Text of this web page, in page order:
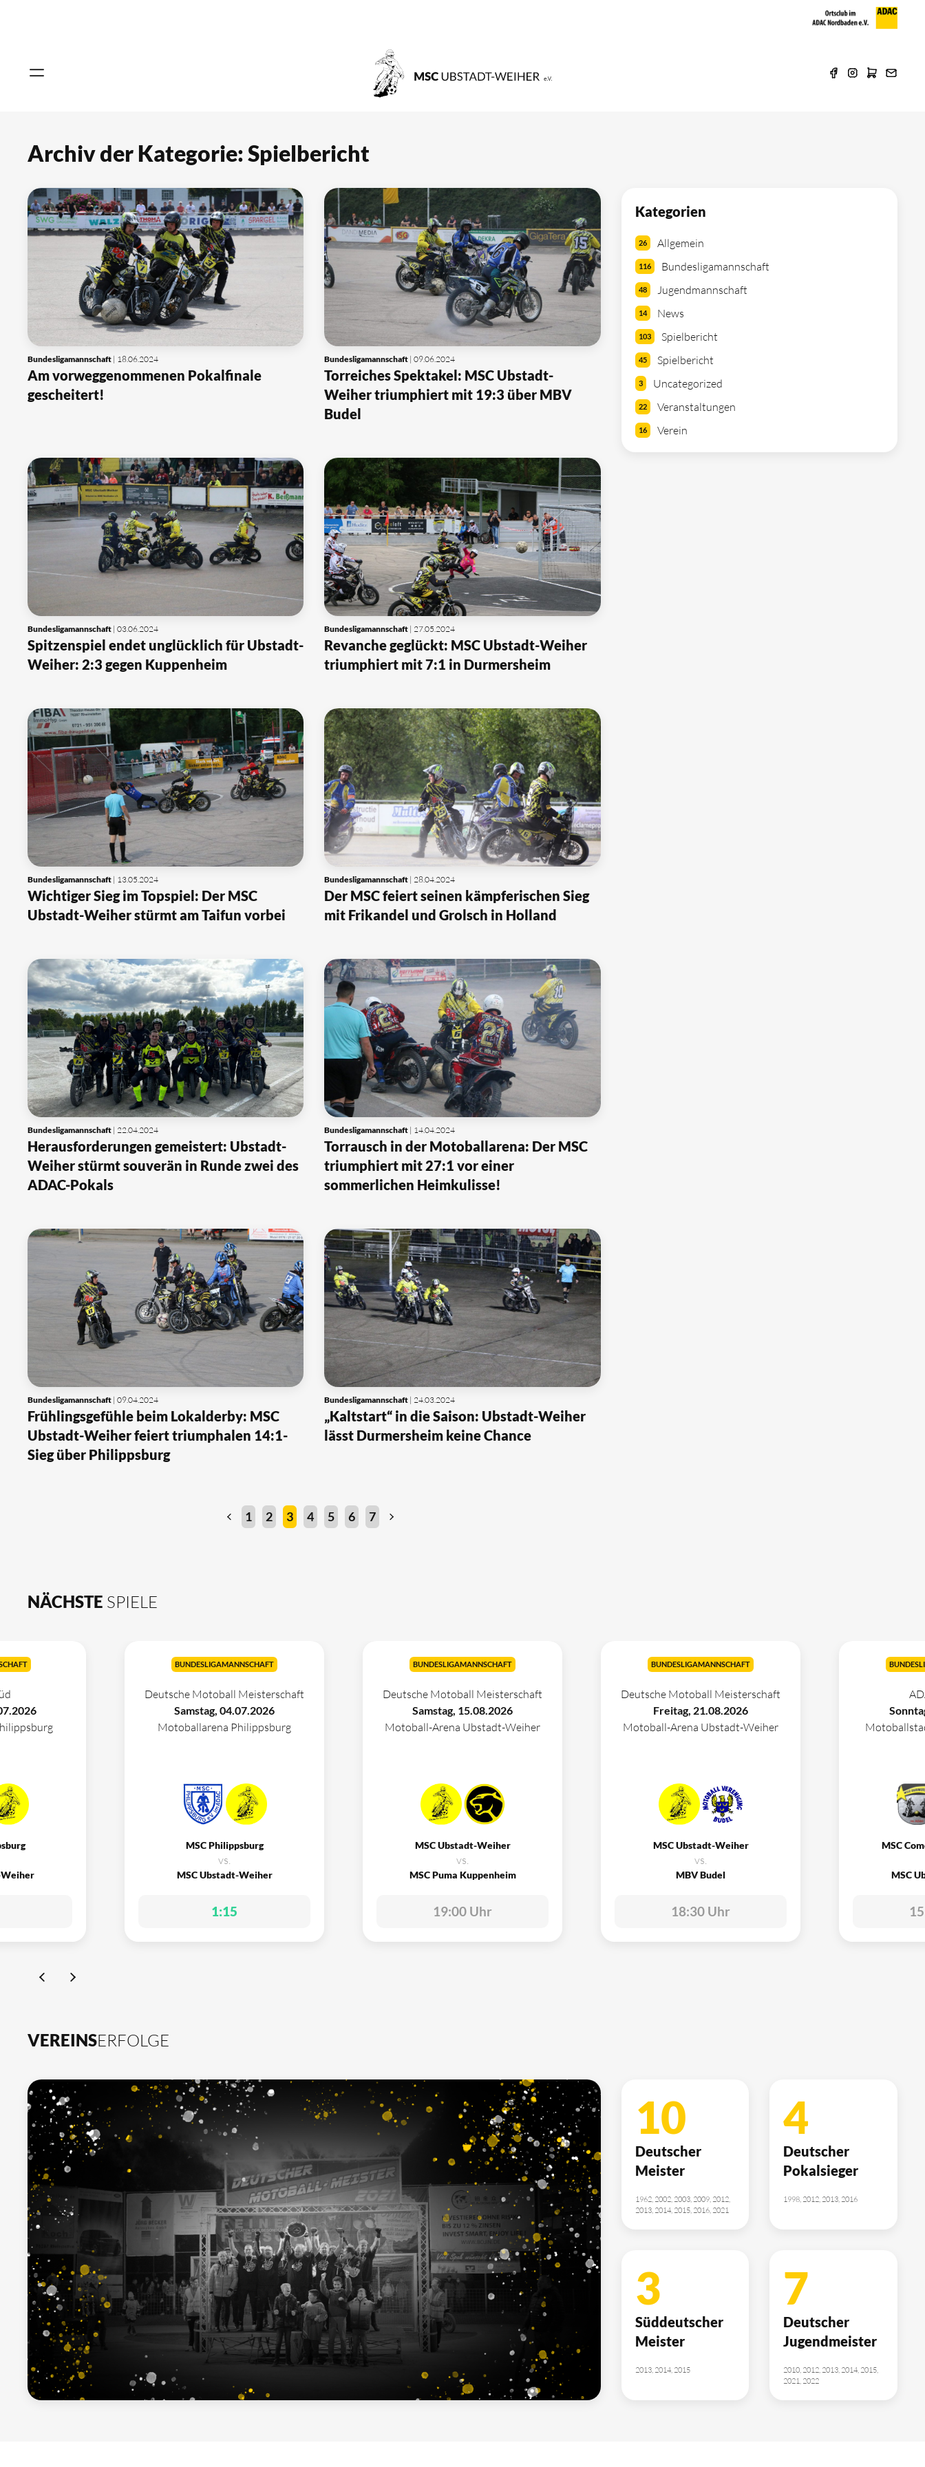
Archiv der Kategorie: Spielbericht
Bundesligamannschaft | 18.06.2024
Am vorweggenommenen Pokalfinale
gescheitert!
Bundesligamannschaft | 09.06.2024
Torreiches Spektakel: MSC Ubstadt-
Weiher triumphiert mit 19:3 über MBV
Budel
Bundesligamannschaft | 03.06.2024
Spitzenspiel endet unglücklich für Ubstadt-
Weiher: 2:3 gegen Kuppenheim
Bundesligamannschaft | 27.05.2024
Revanche geglückt: MSC Ubstadt-Weiher
triumphiert mit 7:1 in Durmersheim
Bundesligamannschaft | 13.05.2024
Wichtiger Sieg im Topspiel: Der MSC
Ubstadt-Weiher stürmt am Taifun vorbei
Bundesligamannschaft | 28.04.2024
Der MSC feiert seinen kämpferischen Sieg
mit Frikandel und Grolsch in Holland
Bundesligamannschaft | 22.04.2024
Herausforderungen gemeistert: Ubstadt-
Weiher stürmt souverän in Runde zwei des
ADAC-Pokals
Bundesligamannschaft | 14.04.2024
Torrausch in der Motoballarena: Der MSC
triumphiert mit 27:1 vor einer
sommerlichen Heimkulisse!
Bundesligamannschaft | 09.04.2024
Frühlingsgefühle beim Lokalderby: MSC
Ubstadt-Weiher feiert triumphalen 14:1-
Sieg über Philippsburg
Bundesligamannschaft | 24.03.2024
„Kaltstart“ in die Saison: Ubstadt-Weiher
lässt Durmersheim keine Chance
1 2 3 4 5 6 7
Kategorien
26 Allgemein
116 Bundesligamannschaft
48 Jugendmannschaft
14 News
103 Spielbericht
45 Spielbericht
3 Uncategorized
22 Veranstaltungen
16 Verein
NÄCHSTE SPIELE
BUNDESLIGAMANNSCHAFT
Deutsche Motoball Meisterschaft
Samstag, 04.07.2026
Motoballarena Philippsburg
MSC Philippsburg
vs.
MSC Ubstadt-Weiher
1:15
BUNDESLIGAMANNSCHAFT
Deutsche Motoball Meisterschaft
Samstag, 15.08.2026
Motoball-Arena Ubstadt-Weiher
MSC Ubstadt-Weiher
vs.
MSC Puma Kuppenheim
19:00 Uhr
BUNDESLIGAMANNSCHAFT
Deutsche Motoball Meisterschaft
Freitag, 21.08.2026
Motoball-Arena Ubstadt-Weiher
MSC Ubstadt-Weiher
vs.
MBV Budel
18:30 Uhr
MSC
MSC
VEREINSERFOLGE
10
Deutscher
Meister
1962, 2002, 2003, 2009, 2012,
2013, 2014, 2015, 2016, 2021
4
Deutscher
Pokalsieger
1998, 2012, 2013, 2016
3
Süddeutscher
Meister
2013, 2014, 2015
7
Deutscher
Jugendmeister
2010, 2012, 2013, 2014, 2015,
2021, 2022